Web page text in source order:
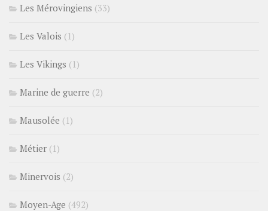
Les Mérovingiens (33)
Les Valois (1)
Les Vikings (1)
Marine de guerre (2)
Mausolée (1)
Métier (1)
Minervois (2)
Moyen-Age (492)